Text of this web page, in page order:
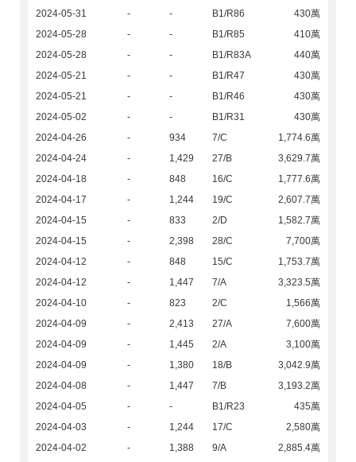
2024-05-31
- - B1/R86
430萬
2024-05-28
- - B1/R85
410萬
2024-05-28
- - B1/R83A
440萬
2024-05-21
- - B1/R47
430萬
2024-05-21
- - B1/R46
430萬
2024-05-02
- - B1/R31
430萬
2024-04-26
- 934 7/C
1,774.6萬
2024-04-24
- 1,429 27/B
3,629.7萬
2024-04-18
- 848 16/C
1,777.6萬
2024-04-17
- 1,244 19/C
2,607.7萬
2024-04-15
- 833 2/D
1,582.7萬
2024-04-15
- 2,398 28/C
7,700萬
2024-04-12
- 848 15/C
1,753.7萬
2024-04-12
- 1,447 7/A
3,323.5萬
2024-04-10
- 823 2/C
1,566萬
2024-04-09
- 2,413 27/A
7,600萬
2024-04-09
- 1,445 2/A
3,100萬
2024-04-09
- 1,380 18/B
3,042.9萬
2024-04-08
- 1,447 7/B
3,193.2萬
2024-04-05
- - B1/R23
435萬
2024-04-03
- 1,244 17/C
2,580萬
2024-04-02
- 1,388 9/A
2,885.4萬